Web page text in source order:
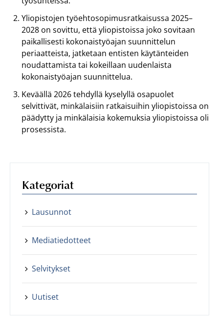
Yliopistojen työehtosopimusratkaisussa 2025–
2028 on sovittu, että yliopistoissa joko sovitaan
paikallisesti kokonaistyöajan suunnittelun
periaatteista, jatketaan entisten käytänteiden
noudattamista tai kokeillaan uudenlaista
kokonaistyöajan suunnittelua.
Keväällä 2026 tehdyllä kyselyllä osapuolet
selvittivät, minkälaisiin ratkaisuihin yliopistoissa on
päädytty ja minkälaisia kokemuksia yliopistoissa oli
prosessista.
Kategoriat
Lausunnot
Mediatiedotteet
Selvitykset
Uutiset